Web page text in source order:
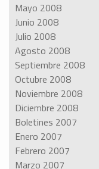
Mayo 2008
Junio 2008
Julio 2008
Agosto 2008
Septiembre 2008
Octubre 2008
Noviembre 2008
Diciembre 2008
Boletines 2007
Enero 2007
Febrero 2007
Marzo 2007